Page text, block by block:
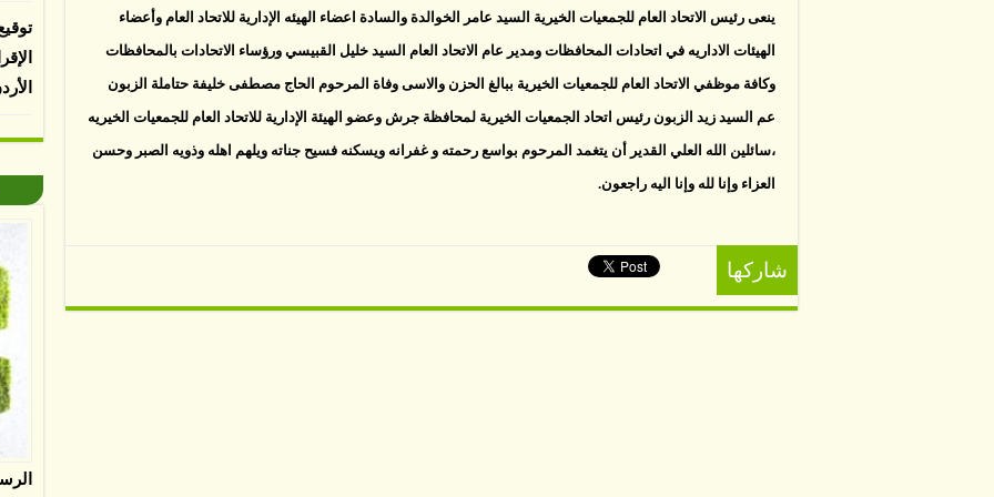
ينعى رئيس الاتحاد العام للجمعيات الخيرية السيد عامر الخوالدة والسادة اعضاء الهيئه الإدارية للاتحاد العام وأعضاء
الهيئات الاداريه في اتحادات المحافظات ومدير عام الاتحاد العام السيد خليل القبيسي ورؤساء الاتحادات بالمحافظات
وكافة موظفي الاتحاد العام للجمعيات الخيرية ببالغ الحزن والاسى وفاة المرحوم الحاج مصطفى خليفة حتاملة الزبون
عم السيد زيد الزبون رئيس اتحاد الجمعيات الخيرية لمحافظة جرش وعضو الهيئة الإدارية للاتحاد العام للجمعيات الخيريه
،سائلين الله العلي القدير أن يتغمد المرحوم بواسع رحمته و غفرانه ويسكنه فسيح جناته ويلهم اهله وذويه الصبر وحسن
العزاء وإنا لله وإنا اليه راجعون.
شاركها